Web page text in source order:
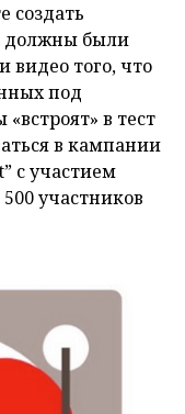
создать
должны были
видео того, что
под
в тест
в кампании
с участием
участников